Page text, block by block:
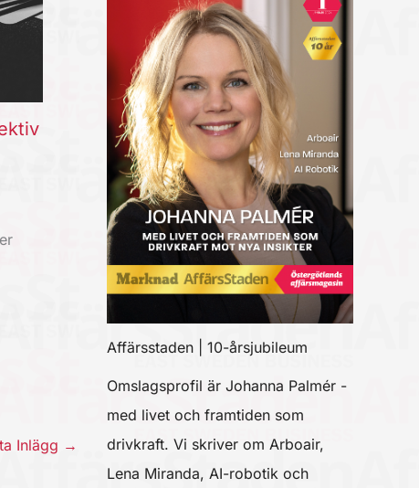
Inlägg →
Affärsstaden | 10-årsjubileum
Omslagsprofil är Johanna Palmér -
med livet och framtiden som
drivkraft. Vi skriver om Arboair,
Lena Miranda, AI-robotik och